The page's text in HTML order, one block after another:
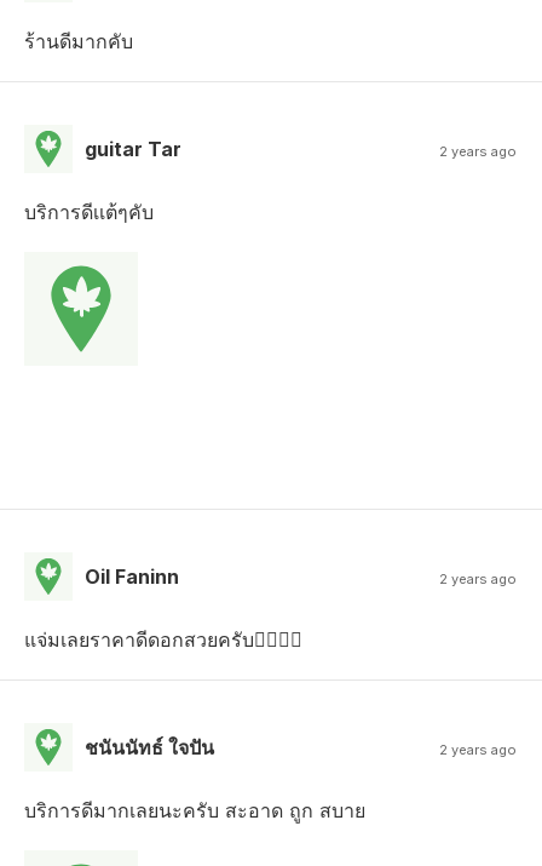
ร้านดีมากคับ
guitar Tar 2 years ago
บริการดีเเต้ๆคับ
Oil Faninn 2 years ago
แจ่มเลยราคาดีดอกสวยครับ😮‍💨🙏🏻
ชนันนัทธ์ ใจปัน 2 years ago
บริการดีมากเลยนะครับ สะอาด ถูก สบาย